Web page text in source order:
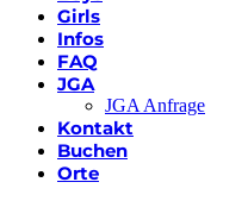
Girls
Infos
FAQ
JGA
JGA Anfrage
Kontakt
Buchen
Orte